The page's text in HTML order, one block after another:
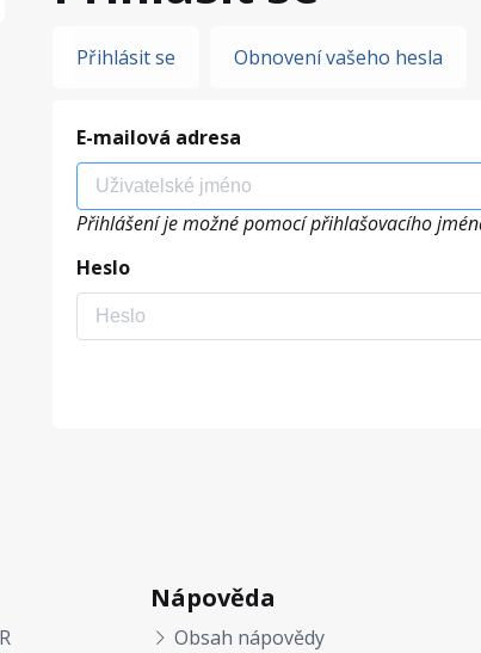
Hlavní
Přihlásit se Obnovení vašeho hesla
E-mailová adresa
Přihlášení je možné pomocí přihlašovacího
Heslo
Nápověda
Obsah nápovědy